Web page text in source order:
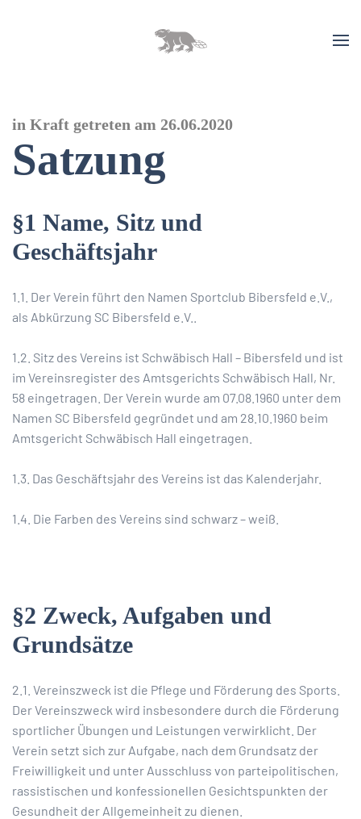
in Kraft getreten am 26.06.2020
Satzung
§1 Name, Sitz und
Geschäftsjahr
1.1. Der Verein führt den Namen Sportclub Bibersfeld e.V.,
als Abkürzung SC Bibersfeld e.V..
1.2. Sitz des Vereins ist Schwäbisch Hall – Bibersfeld und ist
im Vereinsregister des Amtsgerichts Schwäbisch Hall, Nr.
58 eingetragen. Der Verein wurde am 07.08.1960 unter dem
Namen SC Bibersfeld gegründet und am 28.10.1960 beim
Amtsgericht Schwäbisch Hall eingetragen.
1.3. Das Geschäftsjahr des Vereins ist das Kalenderjahr.
1.4. Die Farben des Vereins sind schwarz – weiß.
§2 Zweck, Aufgaben und
Grundsätze
2.1. Vereinszweck ist die Pflege und Förderung des Sports.
Der Vereinszweck wird insbesondere durch die Förderung
sportlicher Übungen und Leistungen verwirklicht. Der
Verein setzt sich zur Aufgabe, nach dem Grundsatz der
Freiwilligkeit und unter Ausschluss von parteipolitischen,
rassistischen und konfessionellen Gesichtspunkten der
Gesundheit der Allgemeinheit zu dienen.